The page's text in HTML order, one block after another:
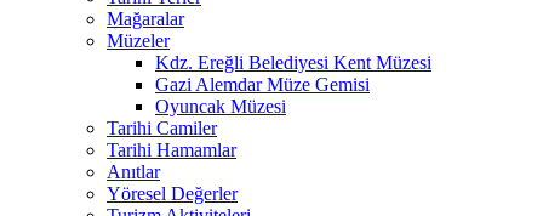
Mağaralar
Müzeler
Kdz. Ereğli Belediyesi Kent Müzesi
Gazi Alemdar Müze Gemisi
Oyuncak Müzesi
Tarihi Camiler
Tarihi Hamamlar
Anıtlar
Yöresel Değerler